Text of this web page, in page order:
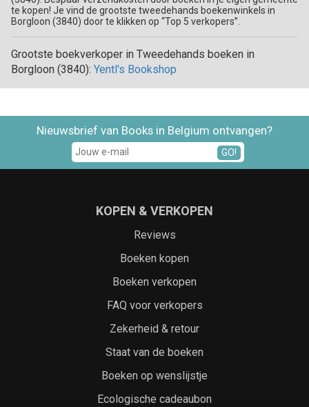
te kopen! Je vind de grootste tweedehands boekenwinkels in
Borgloon (3840) door te klikken op “Top 5 verkopers”.
Grootste boekverkoper in Tweedehands boeken in
Borgloon (3840): Yentl's Bookshop
Nieuwsbrief van Books in Belgium ontvangen?
GO!
KOPEN & VERKOPEN
Reviews
Boeken kopen
Boeken verkopen
FAQ voor verkopers
Zekerheid & retour
Staat van de boeken
Boeken op wenslijstje
Ecologische cadeaubon